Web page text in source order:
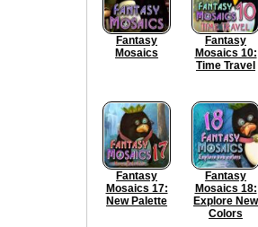
Fantasy
Mosaics
Fantasy
Mosaics 10:
Time Travel
Fantasy
Mosaics 17:
New Palette
Fantasy
Mosaics 18:
Explore New
Colors